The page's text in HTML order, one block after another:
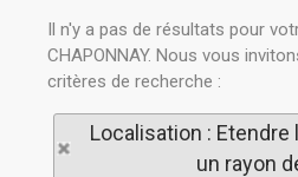
Il n'y a pas de résultats pour
CHAPONNAY. Nous vous
critères de recherche :
Localisation :
un rayon